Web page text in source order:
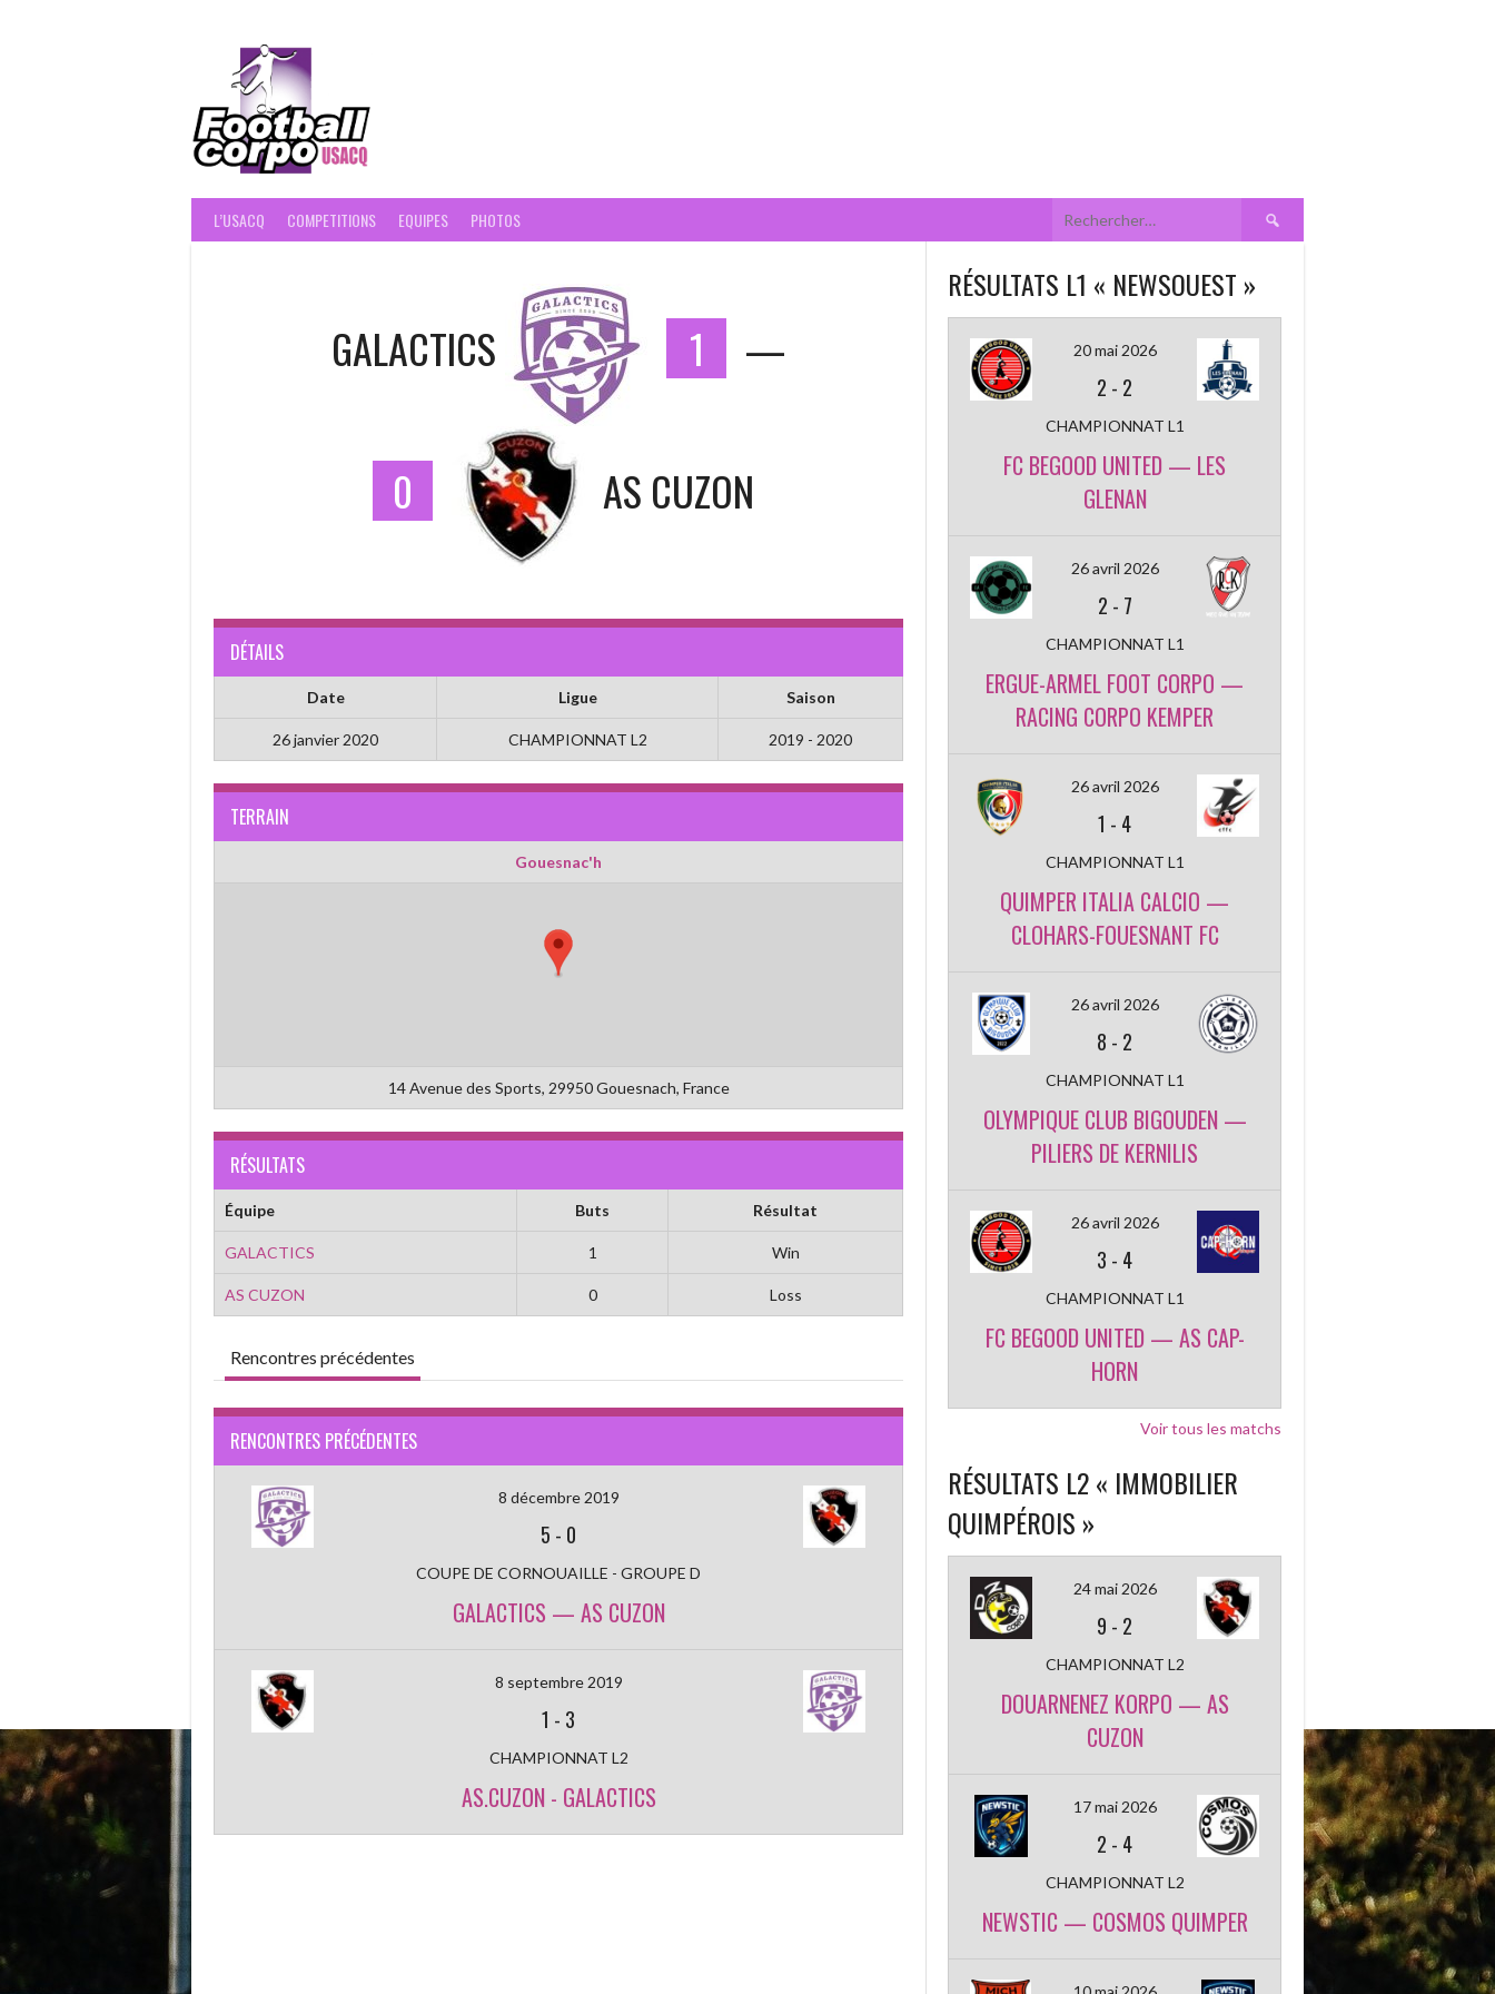
L’USACQ COMPETITIONS EQUIPES PHOTOS Rechercher :
GALACTICS 1 —
0 AS CUZON
DÉTAILS
Date Ligue Saison
26 janvier 2020 CHAMPIONNAT L2 2019 - 2020
TERRAIN
Gouesnac'h
14 Avenue des Sports, 29950 Gouesnach, France
RÉSULTATS
Équipe Buts Résultat
GALACTICS 1 Win
AS CUZON 0 Loss
Rencontres précédentes
RENCONTRES PRÉCÉDENTES
8 décembre 2019
5 - 0
COUPE DE CORNOUAILLE - GROUPE D
GALACTICS — AS CUZON
8 septembre 2019
1 - 3
CHAMPIONNAT L2
AS.CUZON - GALACTICS
RÉSULTATS L1 « NEWSOUEST »
20 mai 2026
2 - 2
CHAMPIONNAT L1
FC BEGOOD UNITED — LES
GLENAN
26 avril 2026
2 - 7
CHAMPIONNAT L1
ERGUE-ARMEL FOOT CORPO —
RACING CORPO KEMPER
26 avril 2026
1 - 4
CHAMPIONNAT L1
QUIMPER ITALIA CALCIO —
CLOHARS-FOUESNANT FC
26 avril 2026
8 - 2
CHAMPIONNAT L1
OLYMPIQUE CLUB BIGOUDEN —
PILIERS DE KERNILIS
26 avril 2026
3 - 4
CHAMPIONNAT L1
FC BEGOOD UNITED — AS CAP-
HORN
Voir tous les matchs
RÉSULTATS L2 « IMMOBILIER
QUIMPÉROIS »
24 mai 2026
9 - 2
CHAMPIONNAT L2
DOUARNENEZ KORPO — AS
CUZON
17 mai 2026
2 - 4
CHAMPIONNAT L2
NEWSTIC — COSMOS QUIMPER